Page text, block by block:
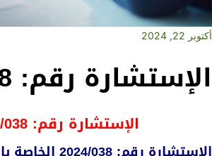
أكتوبر 22, 2024
الإستشارة رقم: 2024/038
الإستشارة رقم: 2024/038